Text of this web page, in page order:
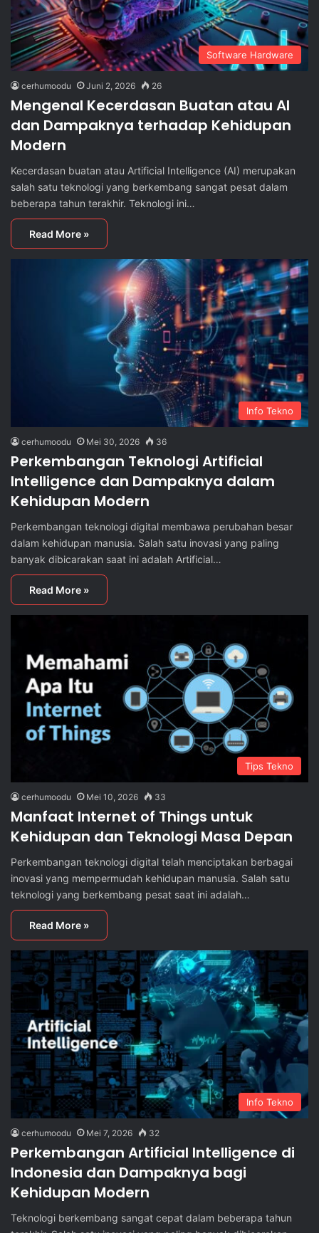
Software Hardware
cerhumoodu Juni 2, 2026 26
Mengenal Kecerdasan Buatan atau AI
dan Dampaknya terhadap Kehidupan
Modern
Kecerdasan buatan atau Artificial Intelligence (AI) merupakan
salah satu teknologi yang berkembang sangat pesat dalam
beberapa tahun terakhir. Teknologi ini…
Read More »
Info Tekno
cerhumoodu Mei 30, 2026 36
Perkembangan Teknologi Artificial
Intelligence dan Dampaknya dalam
Kehidupan Modern
Perkembangan teknologi digital membawa perubahan besar
dalam kehidupan manusia. Salah satu inovasi yang paling
banyak dibicarakan saat ini adalah Artificial…
Read More »
Tips Tekno
cerhumoodu Mei 10, 2026 33
Manfaat Internet of Things untuk
Kehidupan dan Teknologi Masa Depan
Perkembangan teknologi digital telah menciptakan berbagai
inovasi yang mempermudah kehidupan manusia. Salah satu
teknologi yang berkembang pesat saat ini adalah…
Read More »
Info Tekno
cerhumoodu Mei 7, 2026 32
Perkembangan Artificial Intelligence di
Indonesia dan Dampaknya bagi
Kehidupan Modern
Teknologi berkembang sangat cepat dalam beberapa tahun